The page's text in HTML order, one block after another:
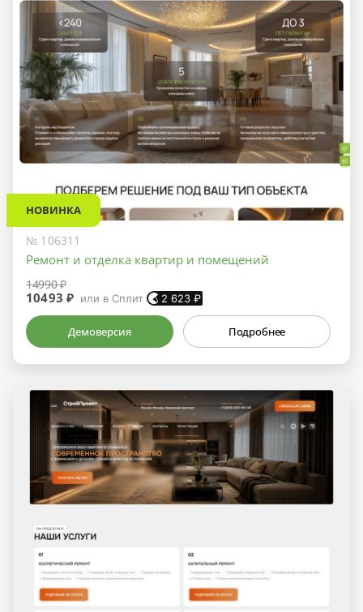
НОВИНКА
№ 106311
Ремонт и отделка квартир и помещений
14990 ₽
10493 ₽ или в Сплит 2 623 ₽
Демоверсия Подробнее